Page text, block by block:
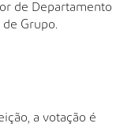
de Departamento
Grupo.
a votação é